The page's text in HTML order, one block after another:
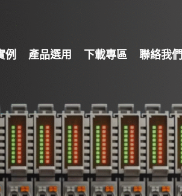
例 產品選用 下載專區 聯絡我們